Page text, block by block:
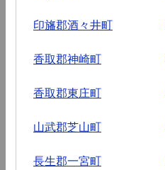
印旛郡酒々井町
香取郡神崎町
香取郡東庄町
山武郡芝山町
長生郡一宮町